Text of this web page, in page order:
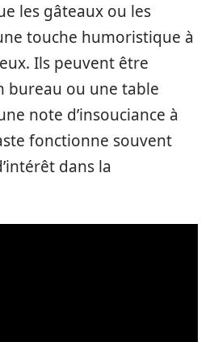
les gâteaux ou les
touche humoristique à
Ils peuvent être
bureau ou une table
note d’insouciance à
fonctionne souvent
dans la